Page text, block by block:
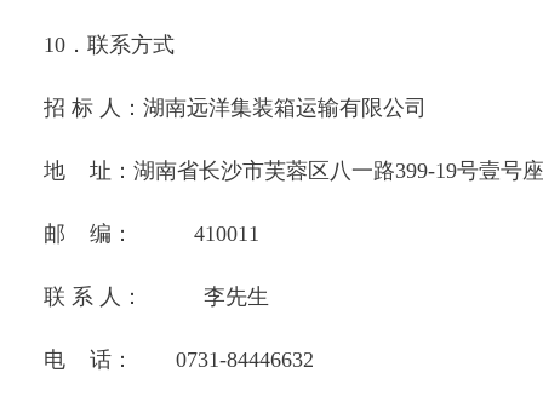
10．联系方式
招 标 人：湖南远洋集装箱运输有限公司
地 址：湖南省长沙市芙蓉区八一路399-19号壹号
邮 编： 410011
联 系 人： 李先生
电 话： 0731-84446632